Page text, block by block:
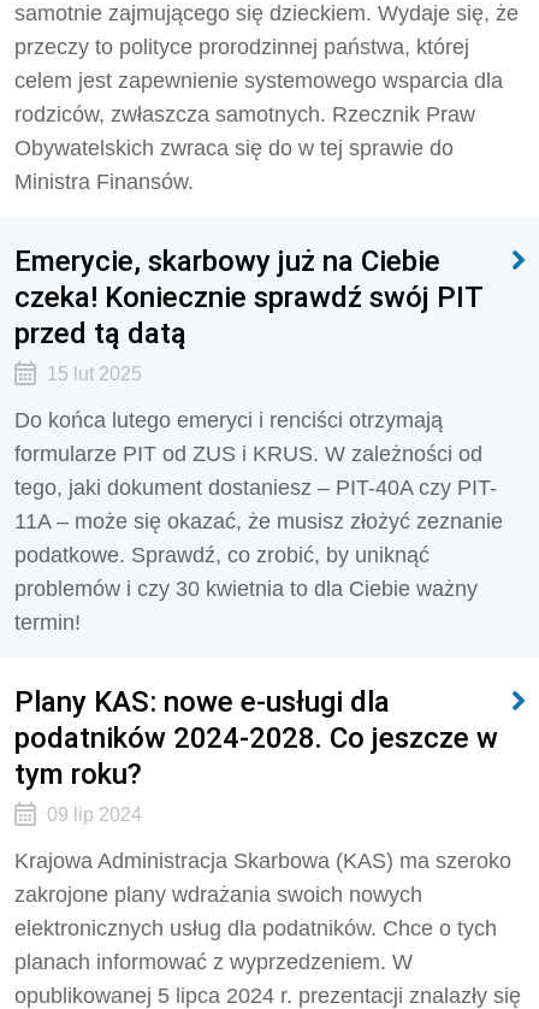
samotnie zajmującego się dzieckiem. Wydaje się, że
przeczy to polityce prorodzinnej państwa, której
celem jest zapewnienie systemowego wsparcia dla
rodziców, zwłaszcza samotnych. Rzecznik Praw
Obywatelskich zwraca się do w tej sprawie do
Ministra Finansów.
Emerycie, skarbowy już na Ciebie
czeka! Koniecznie sprawdź swój PIT
przed tą datą
15 lut 2025
Do końca lutego emeryci i renciści otrzymają
formularze PIT od ZUS i KRUS. W zależności od
tego, jaki dokument dostaniesz – PIT-40A czy PIT-
11A – może się okazać, że musisz złożyć zeznanie
podatkowe. Sprawdź, co zrobić, by uniknąć
problemów i czy 30 kwietnia to dla Ciebie ważny
termin!
Plany KAS: nowe e-usługi dla
podatników 2024-2028. Co jeszcze w
tym roku?
09 lip 2024
Krajowa Administracja Skarbowa (KAS) ma szeroko
zakrojone plany wdrażania swoich nowych
elektronicznych usług dla podatników. Chce o tych
planach informować z wyprzedzeniem. W
opublikowanej 5 lipca 2024 r. prezentacji znalazły się